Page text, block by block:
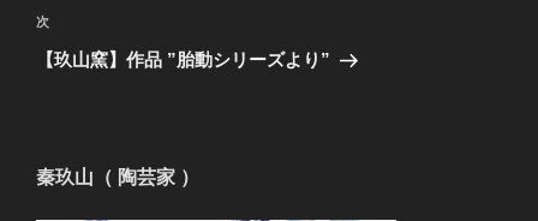
ビ
ゲ
ン
稿
次
の
次
【玖山窯】作品 ”胎動シリーズより”
秦玖山（ 陶芸家 ）